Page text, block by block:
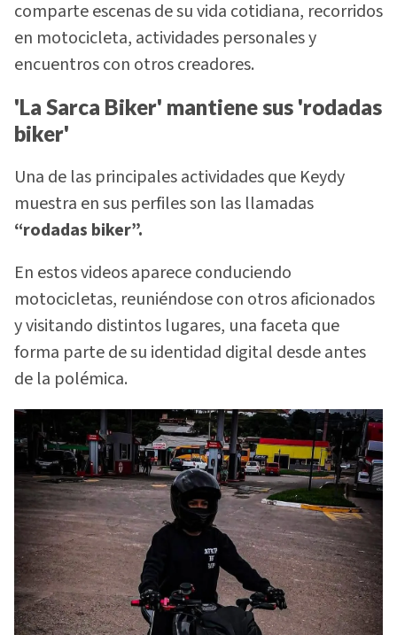
comparte escenas de su vida cotidiana, recorridos
en motocicleta, actividades personales y
encuentros con otros creadores.
'La Sarca Biker' mantiene sus 'rodadas
biker'
Una de las principales actividades que Keydy
muestra en sus perfiles son las llamadas
“rodadas biker”.
En estos videos aparece conduciendo
motocicletas, reuniéndose con otros aficionados
y visitando distintos lugares, una faceta que
forma parte de su identidad digital desde antes
de la polémica.